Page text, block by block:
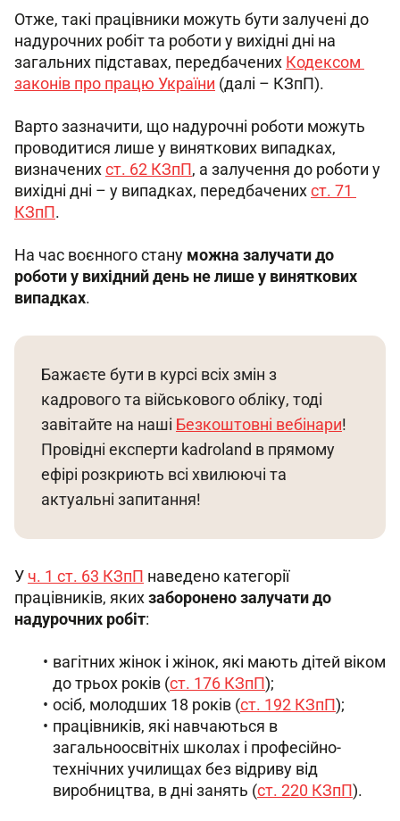
Отже, такі працівники можуть бути залучені до
надурочних робіт та роботи у вихідні дні на
загальних підставах, передбачених Кодексом
законів про працю України (далі – КЗпП).
Варто зазначити, що надурочні роботи можуть
проводитися лише у виняткових випадках,
визначених ст. 62 КЗпП, а залучення до роботи у
вихідні дні – у випадках, передбачених ст. 71
КЗпП.
На час воєнного стану можна залучати до
роботи у вихідний день не лише у виняткових
випадках.
Бажаєте бути в курсі всіх змін з
кадрового та військового обліку, тоді
завітайте на наші Безкоштовні вебінари!
Провідні експерти kadroland в прямому
ефірі розкриють всі хвилюючі та
актуальні запитання!
У ч. 1 ст. 63 КЗпП наведено категорії
працівників, яких заборонено залучати до
надурочних робіт:
вагітних жінок і жінок, які мають дітей віком
до трьох років (ст. 176 КЗпП);
осіб, молодших 18 років (ст. 192 КЗпП);
працівників, які навчаються в
загальноосвітніх школах і професійно-
технічних училищах без відриву від
виробництва, в дні занять (ст. 220 КЗпП).